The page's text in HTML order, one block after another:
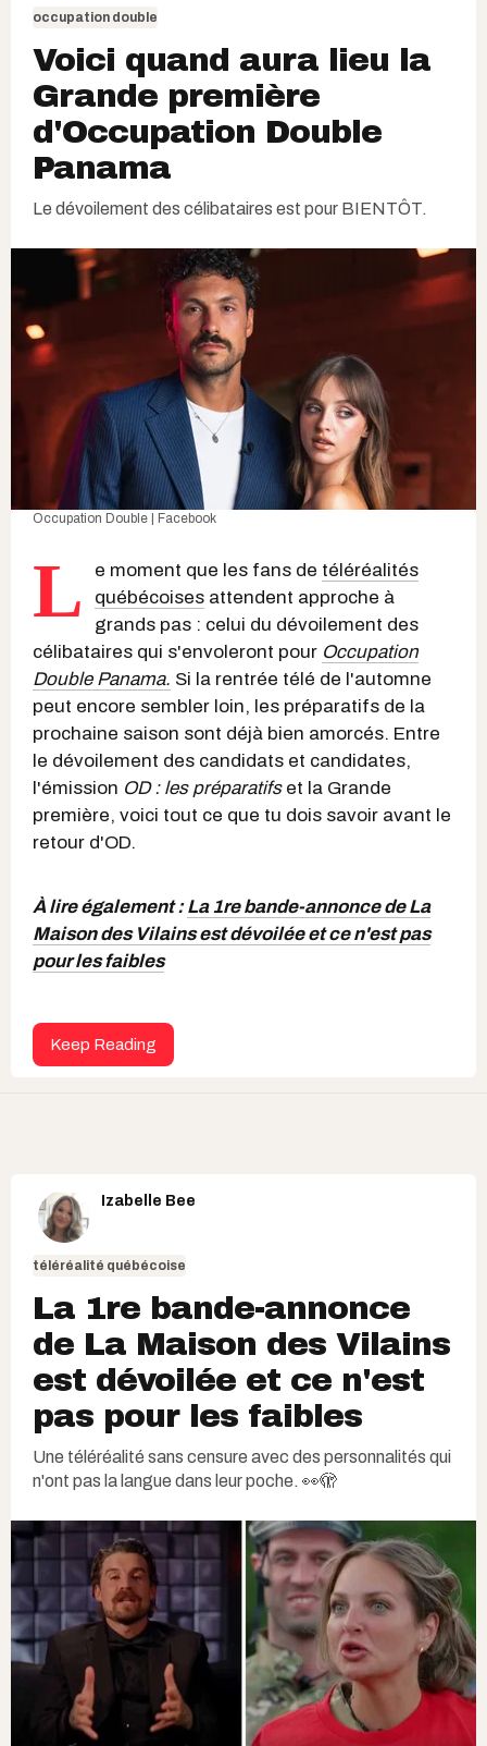
occupation double
Voici quand aura lieu la
Grande première
d'Occupation Double
Panama
Le dévoilement des célibataires est pour BIENTÔT.
Occupation Double | Facebook
L e moment que les fans de téléréalités
québécoises attendent approche à
grands pas : celui du dévoilement des
célibataires qui s'envoleront pour Occupation
Double Panama. Si la rentrée télé de l'automne
peut encore sembler loin, les préparatifs de la
prochaine saison sont déjà bien amorcés. Entre
le dévoilement des candidats et candidates,
l'émission OD : les préparatifset la Grande
première, voici tout ce que tu dois savoir avant le
retour d'OD.
À lire également :La 1re bande-annonce de La
Maison des Vilains est dévoilée et ce n'est pas
pour les faibles
Keep Reading
Izabelle Bee
téléréalité québécoise
La 1re bande-annonce
de La Maison des Vilains
est dévoilée et ce n'est
pas pour les faibles
Une téléréalité sans censure avec des personnalités qui
n'ont pas la langue dans leur poche. 👀🫣